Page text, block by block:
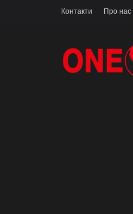
Контакти Про нас